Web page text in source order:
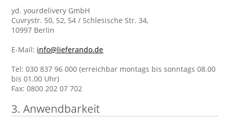
yd. yourdelivery GmbH
Cuvrystr. 50, 52, 54 / Schlesische Str. 34,
10997 Berlin
E-Mail: info@lieferando.de
Tel: 030 837 96 000 (erreichbar montags bis sonntags 08.00
bis 01.00 Uhr)
Fax: 0800 202 07 702
3. Anwendbarkeit